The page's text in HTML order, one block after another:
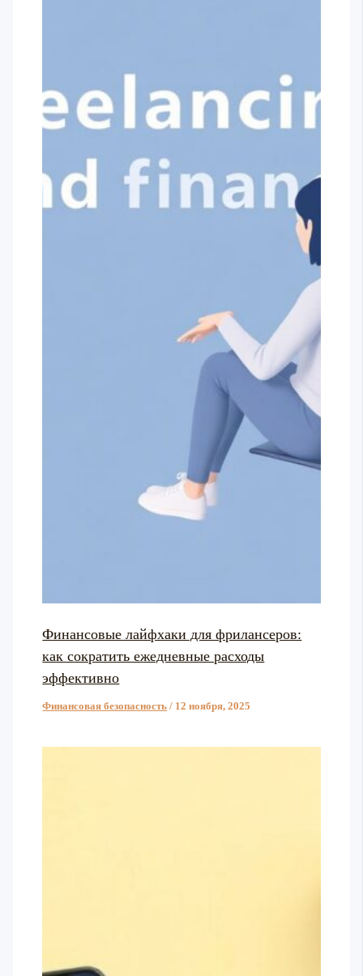
Финансовые лайфхаки для фрилансеров:
как сократить ежедневные расходы
эффективно
Финансовая безопасность / 12 ноября, 2025